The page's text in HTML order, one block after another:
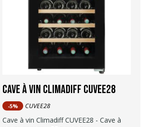
Cave à vin Climadiff CUVEE28
-5% CUVEE28
Cave à vin Climadiff CUVEE28 - Cave à